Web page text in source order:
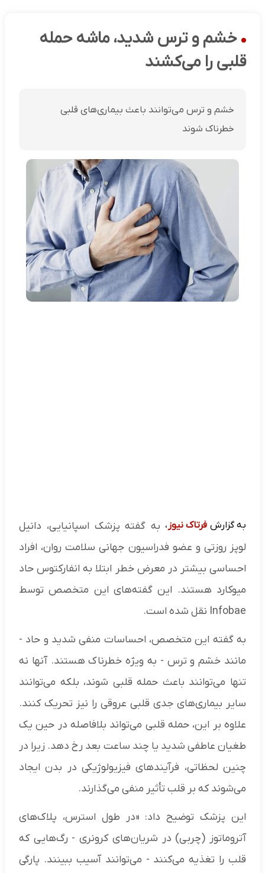
خشم و ترس شدید، ماشه حمله
قلبی را می‌کشند
خشم و ترس می‌توانند باعث بیماری‌های قلبی
خطرناک شوند
به گزارش فرتاک نیوز ، به گفته پزشک اسپانیایی، دانیل
لوپز روزتی و عضو فدراسیون جهانی سلامت روان، افراد
احساسی بیشتر در معرض خطر ابتلا به انفارکتوس حاد
میوکارد هستند. این گفته‌های این متخصص توسط
Infobae نقل شده است.
به گفته این متخصص، احساسات منفی شدید و حاد -
مانند خشم و ترس - به ویژه خطرناک هستند. آنها نه
تنها می‌توانند باعث حمله قلبی شوند، بلکه می‌توانند
سایر بیماری‌های جدی قلبی عروقی را نیز تحریک کنند.
علاوه بر این، حمله قلبی می‌تواند بلافاصله در حین یک
طغیان عاطفی شدید یا چند ساعت بعد رخ دهد. زیرا در
چنین لحظاتی، فرآیند‌های فیزیولوژیکی در بدن ایجاد
می‌شوند که بر قلب تأثیر منفی می‌گذارند.
این پزشک توضیح داد: «در طول استرس، پلاک‌های
آتروماتوز (چربی) در شریان‌های کرونری - رگ‌هایی که
قلب را تغذیه می‌کنند - می‌توانند آسیب ببینند. پارگی